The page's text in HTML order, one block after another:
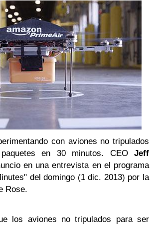
con aviones no tripulados
en 30 minutos. CEO Jeff
en una entrevista en el programa
del domingo (1 dic. 2013) por la
Rose.
los aviones no tripulados para ser